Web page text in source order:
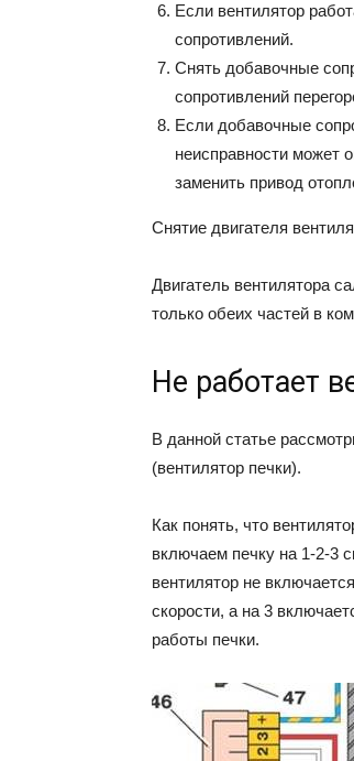
Если вентилятор
сопротивлений.
Снять добавочные
сопротивлений
Если добавочные
неисправности может
заменить привод
Снятие двигателя
Двигатель вентилятора
только обеих частей в
Не работает
В данной статье
(вентилятор печки).
Как понять, что
включаем печку на 1-2-3
вентилятор не
скорости, а на 3
работы печки.